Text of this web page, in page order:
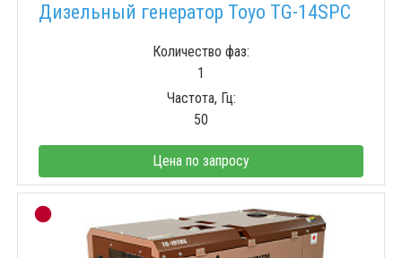
Дизельный генератор Toyo TG-14SPC
Количество фаз:
1
Частота, Гц:
50
Цена по запросу